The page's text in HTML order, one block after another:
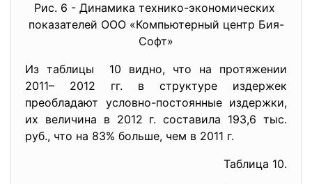
Рис. 6 - Динамика технико-экономических
показателей ООО «Компьютерный центр Бия-
Софт»
Из таблицы 10 видно, что на протяжении
2011– 2012 гг. в структуре издержек
преобладают условно-постоянные издержки,
их величина в 2012 г. составила 193,6 тыс.
руб., что на 83% больше, чем в 2011 г.
Таблица 10.